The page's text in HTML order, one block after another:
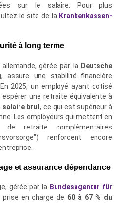
sur le salaire. Pour plus
le site de la Krankenkassen-
à long terme
allemande, gérée par la Deutsche
, assure une stabilité financière
2025, un employé ayant cotisé
une retraite équivalente à
salaire brut, ce qui est supérieur à
Les employeurs qui mettent en
retraite complémentaires
renforcent encore
et assurance dépendance
gérée par la Bundesagentur für
en charge de 60 à 67 % du